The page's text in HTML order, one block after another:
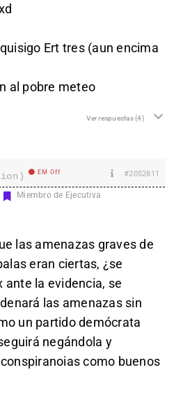
Ert tres (aun encima
al pobre meteo
Ver respuestas(4)
EM Off #2052811
Miembro de Ejecutiva
las amenazas graves de
eran ciertas, ¿se
ante la evidencia, se
las amenazas sin
un partido demócrata
negándola y
como buenos